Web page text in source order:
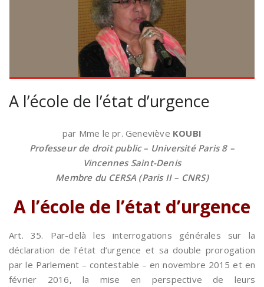
A l’école de l’état d’urgence
par Mme le pr. Geneviève KOUBI
Professeur de droit public – Université Paris 8 –
Vincennes Saint-Denis
Membre du CERSA (Paris II – CNRS)
A l’école de l’état d’urgence
Art. 35. Par-delà les interrogations générales sur la
déclaration de l’état d’urgence et sa double prorogation
par le Parlement – contestable – en novembre 2015 et en
février 2016, la mise en perspective de leurs